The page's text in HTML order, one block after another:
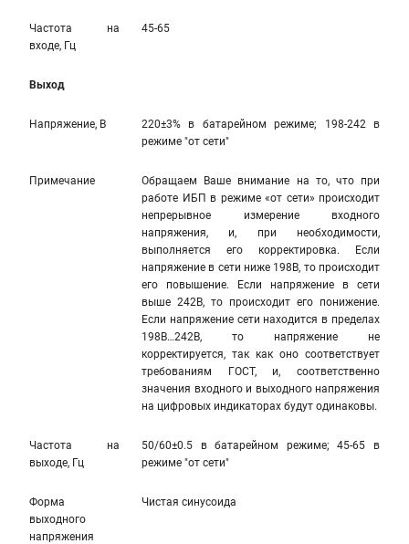
Частота на
входе, Гц
45-65
Выход
Напряжение, В
220±3% в батарейном режиме; 198-242 в
режиме "от сети"
Примечание
Обращаем Ваше внимание на то, что при
работе ИБП в режиме «от сети» происходит
непрерывное измерение входного
напряжения, и, при необходимости,
выполняется его корректировка. Если
напряжение в сети ниже 198В, то происходит
его повышение. Если напряжение в сети
выше 242В, то происходит его понижение.
Если напряжение сети находится в пределах
198В…242В, то напряжение не
корректируется, так как оно соответствует
требованиям ГОСТ, и, соответственно
значения входного и выходного напряжения
на цифровых индикаторах будут одинаковы.
Частота на
выходе, Гц
50/60±0.5 в батарейном режиме; 45-65 в
режиме "от сети"
Форма
выходного
напряжения
Чистая синусоида